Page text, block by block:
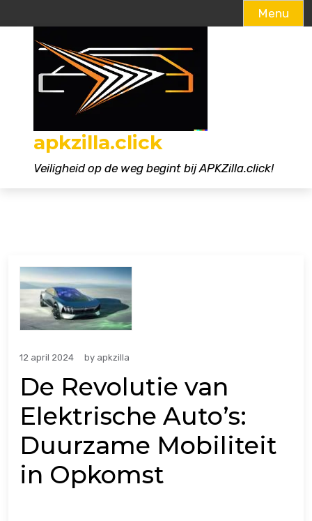
Menu
apkzilla.click
Veiligheid op de weg begint bij APKZilla.click!
12 april 2024 by apkzilla
De Revolutie van
Elektrische Auto’s:
Duurzame Mobiliteit
in Opkomst